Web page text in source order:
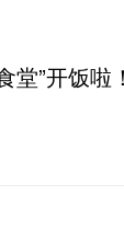
堂”开饭啦！